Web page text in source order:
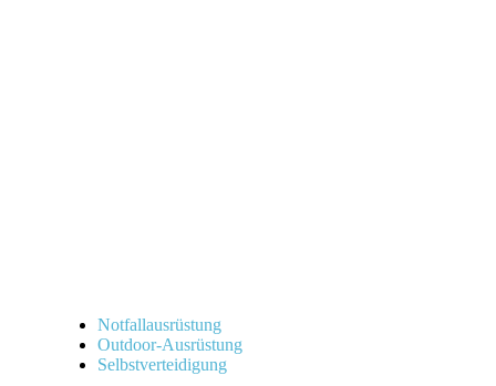
Notfallausrüstung
Outdoor-Ausrüstung
Selbstverteidigung